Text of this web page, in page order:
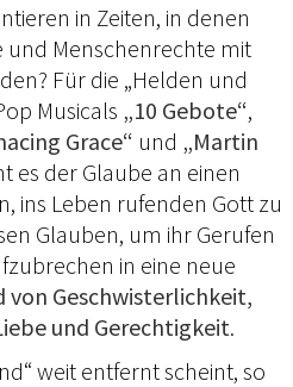
in Zeiten, in denen
und Menschenrechte mit
Für die „Helden und
Musicals „10 Gebote“,
Grace“ und „Martin
es der Glaube an einen
ins Leben rufenden Gott zu
Glauben, um ihr Gerufen
in eine neue
von Geschwisterlichkeit,
und Gerechtigkeit.
weit entfernt scheint, so